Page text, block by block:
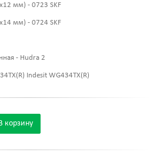
мм) - 0723 SKF
мм) - 0724 SKF
- Hudra 2
Indesit WG434TX(R)
корзину